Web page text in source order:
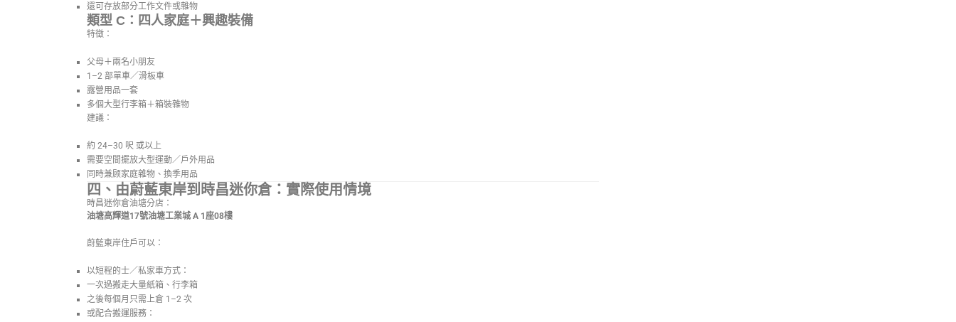
還可存放部分工作文件或雜物
類型 C：四人家庭＋興趣裝備
特徵：
父母＋兩名小朋友
1–2 部單車／滑板車
露營用品一套
多個大型行李箱＋箱裝雜物
建議：
約 24–30 呎 或以上
需要空間擺放大型運動／戶外用品
同時兼顾家庭雜物、換季用品
四、由蔚藍東岸到時昌迷你倉：實際使用情境
時昌迷你倉油塘分店：
油塘高輝道17號油塘工業城 A 1座08樓
蔚藍東岸住戶可以：
以短程的士／私家車方式：
一次過搬走大量紙箱、行李箱
之後每個月只需上倉 1–2 次
或配合搬運服務：